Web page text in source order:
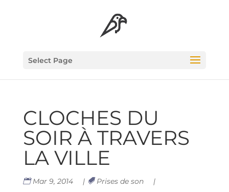
Select Page
CLOCHES DU
SOIR À TRA­VERS
LA VILLE
Mar 9, 2014 | Prises de son
|